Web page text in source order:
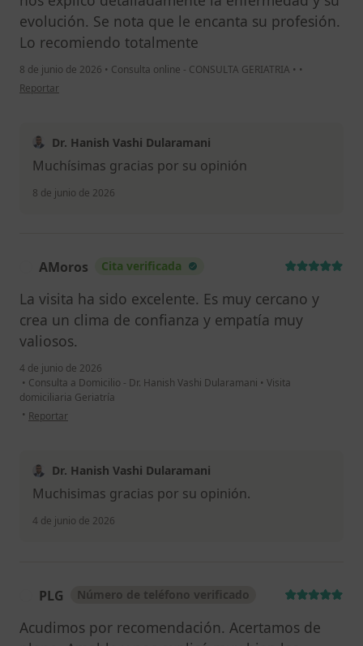
evolución. Se nota que le encanta su profesión.
Lo recomiendo totalmente
8 de junio de 2026 • Consulta online - CONSULTA GERIATRIA • •
en opinión del usuario YP
Reportar
Dr. Hanish Vashi Dularamani
Muchísimas gracias por su opinión
8 de junio de 2026
AMoros Cita verificada
La visita ha sido excelente. Es muy cercano y
crea un clima de confianza y empatía muy
valiosos.
4 de junio de 2026
• Consulta a Domicilio - Dr. Hanish Vashi Dularamani • Visita
domiciliaria Geriatría
• en opinión del usuario AMoros
Reportar
Dr. Hanish Vashi Dularamani
Muchisimas gracias por su opinión.
4 de junio de 2026
PLG Número de teléfono verificado
Acudimos por recomendación. Acertamos de